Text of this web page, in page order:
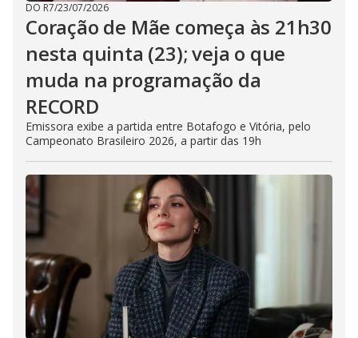
DO R7/23/07/2026
Coração de Mãe começa às 21h30
nesta quinta (23); veja o que
muda na programação da
RECORD
Emissora exibe a partida entre Botafogo e Vitória, pelo
Campeonato Brasileiro 2026, a partir das 19h